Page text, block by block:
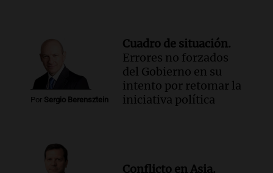
Por Sergio Berensztein
Cuadro de situación.
Errores no forzados
del Gobierno en su
intento por retomar la
iniciativa política
Conflicto en Asia.